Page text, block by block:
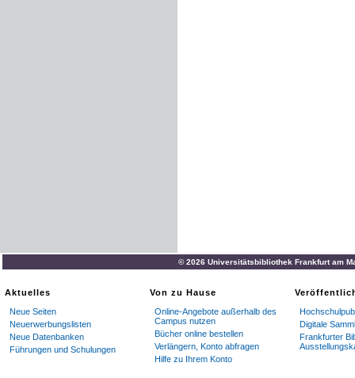
© 2026 Universitätsbibliothek Frankfurt am
Aktuelles
Neue Seiten
Neuerwerbungslisten
Neue Datenbanken
Führungen und Schulungen
Von zu Hause
Online-Angebote außerhalb des
Campus nutzen
Bücher online bestellen
Verlängern, Konto abfragen
Hilfe zu Ihrem Konto
Digitale
Frankfurter